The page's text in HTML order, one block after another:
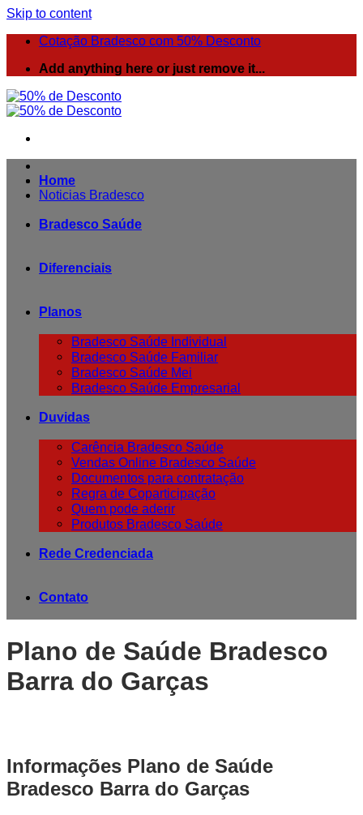
Skip to content
Cotação Bradesco com 50% Desconto
Add anything here or just remove it...
Noticias Bradesco
Home
Bradesco Saúde
Diferenciais
Planos
Bradesco Saúde Individual
Bradesco Saúde Familiar
Bradesco Saúde Mei
Bradesco Saúde Empresarial
Duvidas
Carência Bradesco Saúde
Vendas Online Bradesco Saúde
Documentos para contratação
Regra de Coparticipação
Quem pode aderir
Produtos Bradesco Saúde
Rede Credenciada
Contato
Plano de Saúde Bradesco
Barra do Garças
Informações Plano de Saúde
Bradesco Barra do Garças